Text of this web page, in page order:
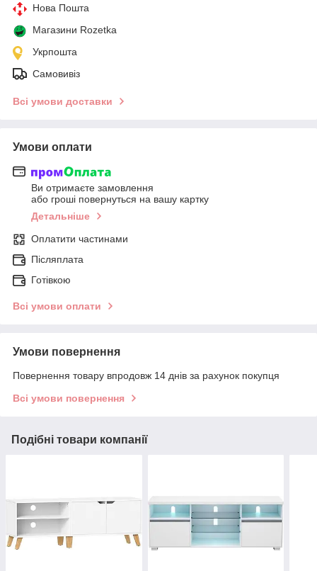
Нова Пошта
Магазини Rozetka
Укрпошта
Самовивіз
Всі умови доставки
Умови оплати
Ви отримаєте замовлення
або гроші повернуться на вашу картку
Детальніше
Оплатити частинами
Післяплата
Готівкою
Всі умови оплати
Умови повернення
Повернення товару впродовж 14 днів за рахунок покупця
Всі умови повернення
Подібні товари компанії